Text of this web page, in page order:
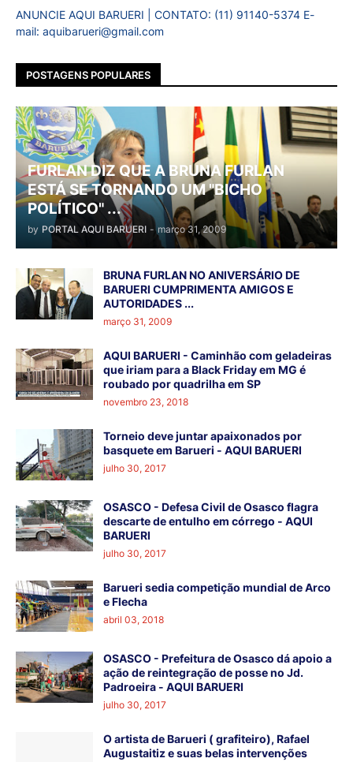
ANUNCIE AQUI BARUERI | CONTATO: (11) 91140-5374 E-
mail: aquibarueri@gmail.com
POSTAGENS POPULARES
FURLAN DIZ QUE A BRUNA FURLAN
ESTÁ SE TORNANDO UM "BICHO
POLÍTICO" ...
by PORTAL AQUI BARUERI - março 31, 2009
BRUNA FURLAN NO ANIVERSÁRIO DE
BARUERI CUMPRIMENTA AMIGOS E
AUTORIDADES ...
março 31, 2009
AQUI BARUERI - Caminhão com geladeiras
que iriam para a Black Friday em MG é
roubado por quadrilha em SP
novembro 23, 2018
Torneio deve juntar apaixonados por
basquete em Barueri - AQUI BARUERI
julho 30, 2017
OSASCO - Defesa Civil de Osasco flagra
descarte de entulho em córrego - AQUI
BARUERI
julho 30, 2017
Barueri sedia competição mundial de Arco
e Flecha
abril 03, 2018
OSASCO - Prefeitura de Osasco dá apoio a
ação de reintegração de posse no Jd.
Padroeira - AQUI BARUERI
julho 30, 2017
O artista de Barueri ( grafiteiro), Rafael
Augustaitiz e suas belas intervenções